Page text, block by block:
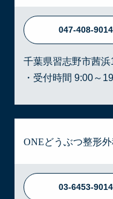
047-408-9014
千葉県習志野市茜浜
・受付時間 9:00～
ONEどうぶつ整形
03-6453-9014